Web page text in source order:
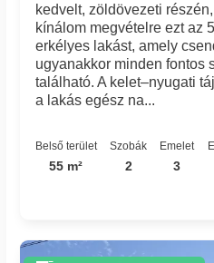
kedvelt, zöldövezeti
kínálom megvételre ezt az
erkélyes lakást, amely
ugyanakkor minden fontos
található. A kelet–nyugati
a lakás egész na...
Belső terület
55 m²
Szobák
2
Emelet
3